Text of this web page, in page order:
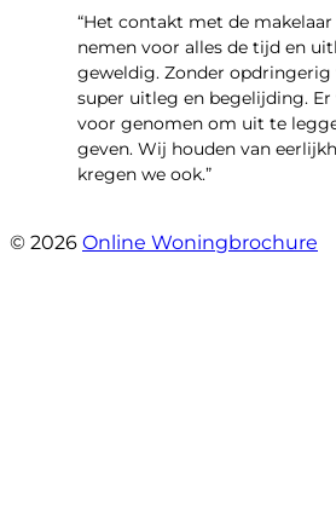
“Het contakt met de makelaar
nemen voor alles de tijd en
geweldig. Zonder opdringerig
super uitleg en begelijding.
voor genomen om uit te
geven. Wij houden van
kregen we ook.”
© 2026 Online Woningbrochure